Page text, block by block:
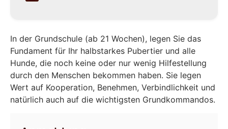
In der Grundschule (ab 21 Wochen), legen Sie das
Fundament für Ihr halbstarkes Pubertier und alle
Hunde, die noch keine oder nur wenig Hilfestellung
durch den Menschen bekommen haben. Sie legen
Wert auf Kooperation, Benehmen, Verbindlichkeit und
natürlich auch auf die wichtigsten Grundkommandos.